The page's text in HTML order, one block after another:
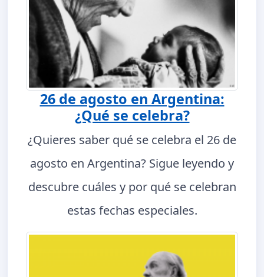
26 de agosto en Argentina:
¿Qué se celebra?
¿Quieres saber qué se celebra el 26 de
agosto en Argentina? Sigue leyendo y
descubre cuáles y por qué se celebran
estas fechas especiales.